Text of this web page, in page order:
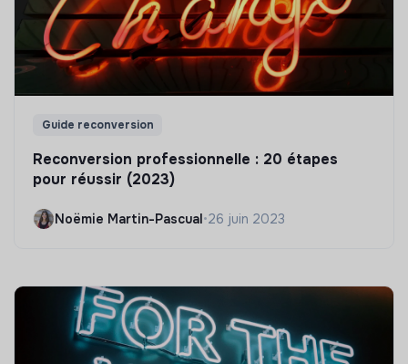
Guide reconversion
Reconversion professionnelle : 20 étapes
pour réussir (2023)
Noëmie Martin-Pascual•26 juin 2023